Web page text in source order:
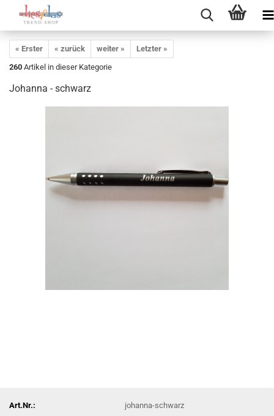
« Erster « zurück weiter »
Letzter »
260 Artikel in dieser Kategorie
Johanna - schwarz
Art.Nr.:
johanna-schwarz